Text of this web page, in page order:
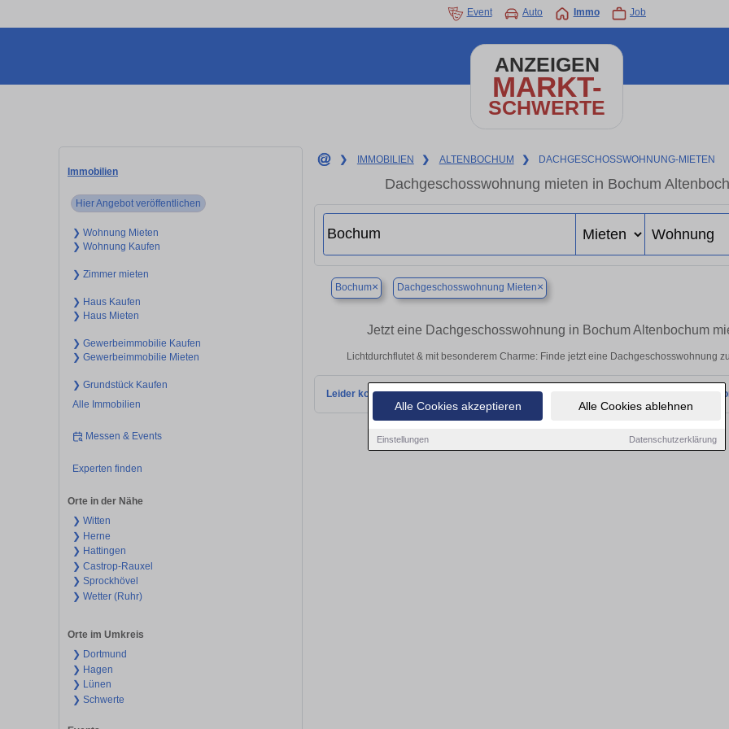
Alle Cookies akzeptieren Alle Cookies ablehnen
Einstellungen Datenschutzerklärung
Event Auto Immo Job
ANZEIGEN
MARKT-
SCHWERTE
Immobilien
Hier Angebot veröffentlichen
❯ Wohnung Mieten
❯ Wohnung Kaufen
❯ Zimmer mieten
❯ Haus Kaufen
❯ Haus Mieten
❯ Gewerbeimmobilie Kaufen
❯ Gewerbeimmobilie Mieten
❯ Grundstück Kaufen
Alle Immobilien
Messen & Events
Experten finden
Orte in der Nähe
❯ Witten
❯ Herne
❯ Hattingen
❯ Castrop-Rauxel
❯ Sprockhövel
❯ Wetter (Ruhr)
Orte im Umkreis
❯ Dortmund
❯ Hagen
❯ Lünen
❯ Schwerte
❯ IMMOBILIEN ❯ ALTENBOCHUM ❯ DACHGESCHOSSWOHNUNG-MIETEN
Dachgeschosswohnung mieten in Bochum
Bochum× Dachgeschosswohnung Mieten×
Jetzt eine Dachgeschosswohnung in Bochum Altenbochum
Lichtdurchflutet & mit besonderem Charme: Finde jetzt eine Dachgeschosswohnung
Leider konnten wir derzeit keine passenden Objekte finden. Schauen Sie bald wieder